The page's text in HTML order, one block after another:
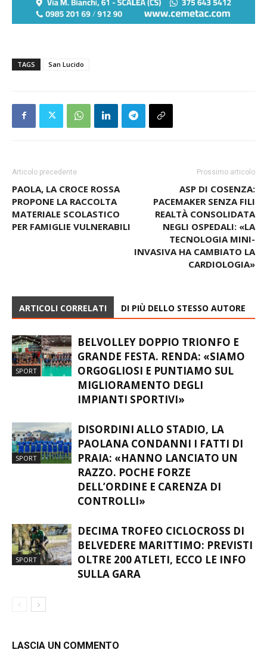
TAGS San Lucido
Articolo precedente
PAOLA, LA CROCE ROSSA
PROPONE LA RACCOLTA
MATERIALE SCOLASTICO
PER FAMIGLIE VULNERABILI
Prossimo articolo
ASP DI COSENZA:
PACEMAKER SENZA FILI
REALTÀ CONSOLIDATA
NEGLI OSPEDALI: «LA
TECNOLOGIA MINI-
INVASIVA HA CAMBIATO LA
CARDIOLOGIA»
ARTICOLI CORRELATI DI PIÙ DELLO STESSO AUTORE
SPORT
BELVOLLEY DOPPIO TRIONFO E
GRANDE FESTA. RENDA: «SIAMO
ORGOGLIOSI E PUNTIAMO SUL
MIGLIORAMENTO DEGLI
IMPIANTI SPORTIVI»
SPORT
DISORDINI ALLO STADIO, LA
PAOLANA CONDANNI I FATTI DI
PRAIA: «HANNO LANCIATO UN
RAZZO. POCHE FORZE
DELL’ORDINE E CARENZA DI
CONTROLLI»
SPORT
DECIMA TROFEO CICLOCROSS DI
BELVEDERE MARITTIMO: PREVISTI
OLTRE 200 ATLETI, ECCO LE INFO
SULLA GARA
LASCIA UN COMMENTO